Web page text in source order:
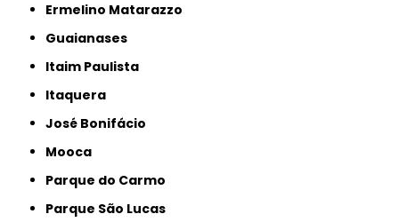
Ermelino Matarazzo
Guaianases
Itaim Paulista
Itaquera
José Bonifácio
Mooca
Parque do Carmo
Parque São Lucas